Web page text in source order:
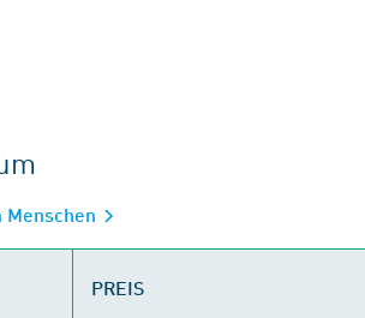
PREIS